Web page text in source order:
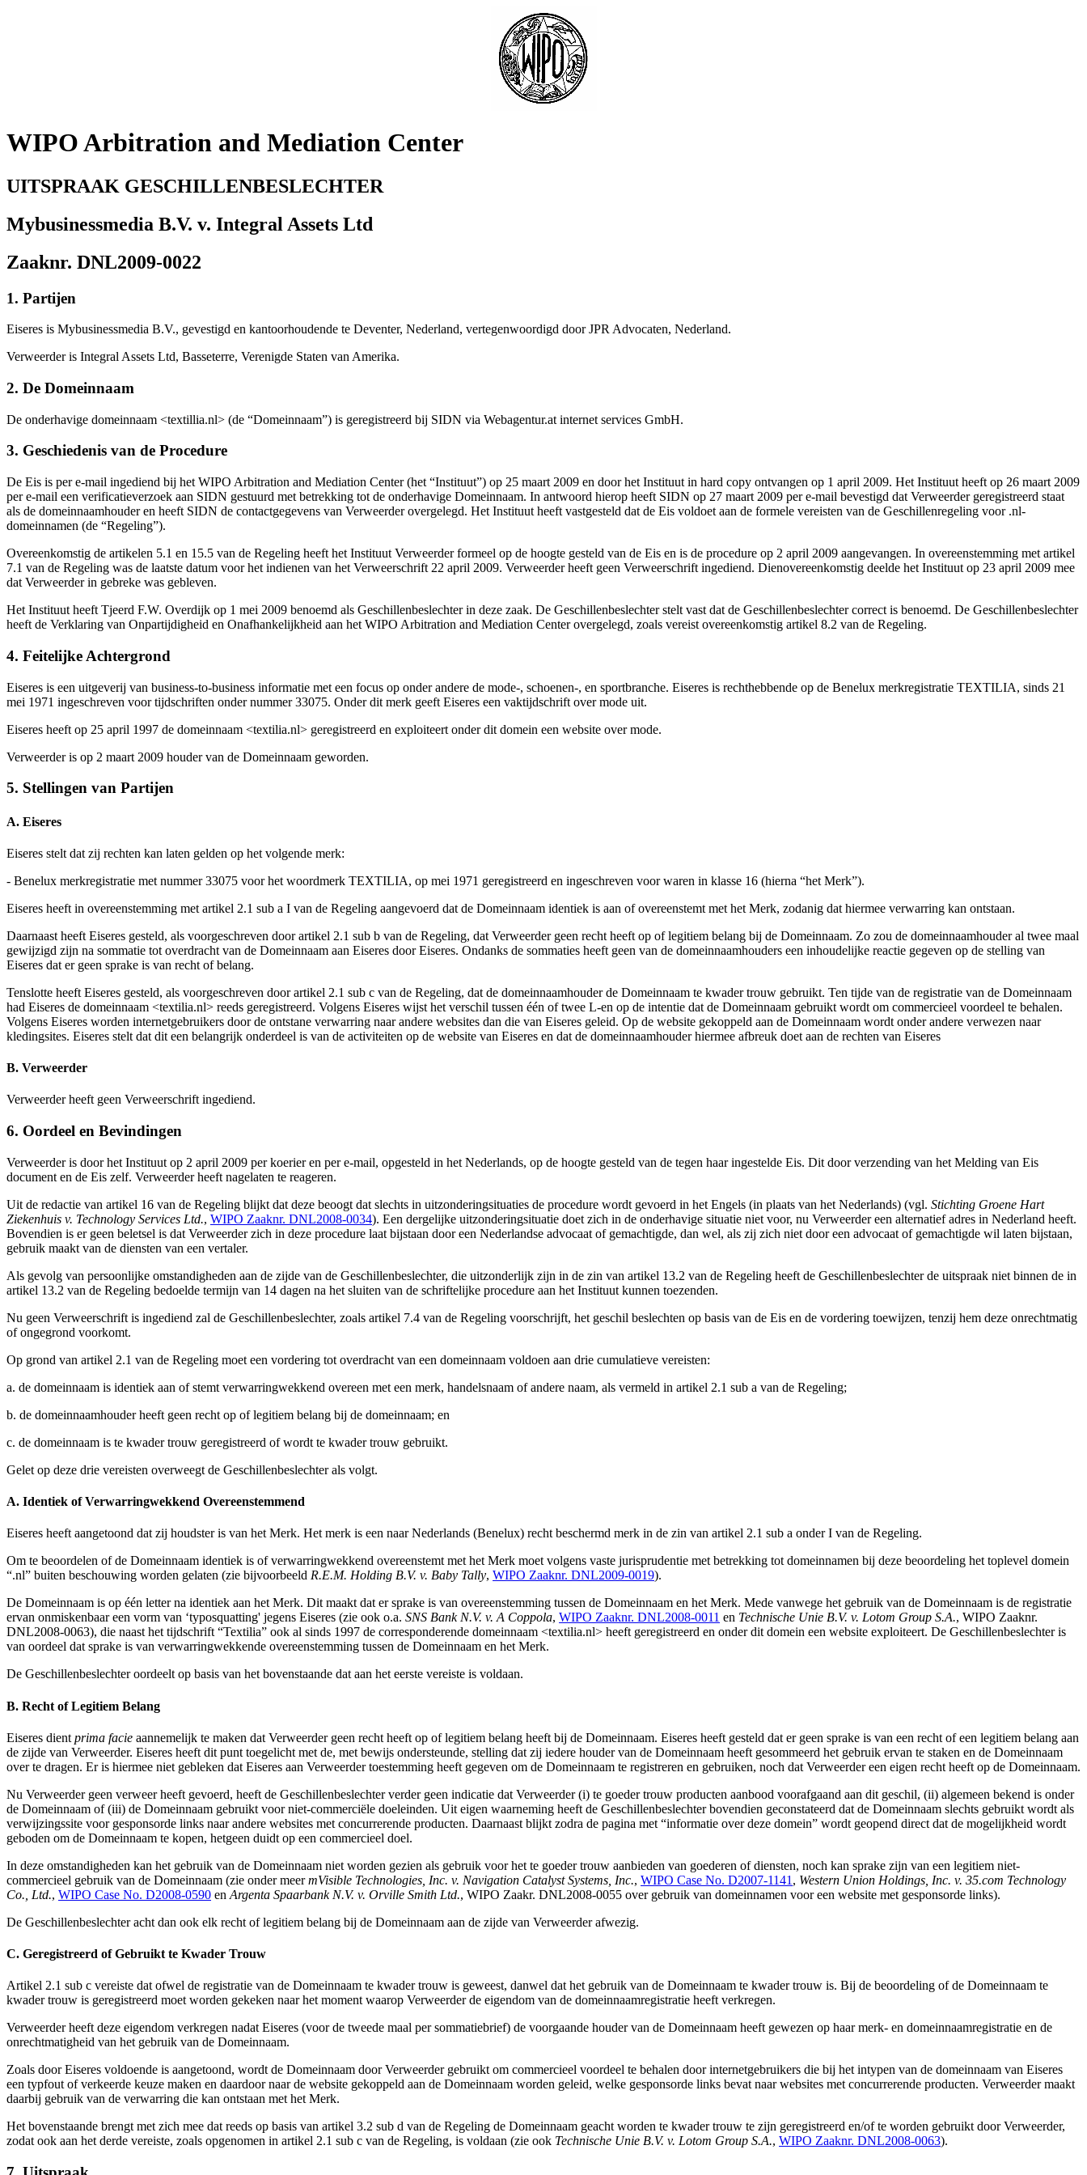
WIPO Arbitration and Mediation Center
UITSPRAAK GESCHILLENBESLECHTER
Mybusinessmedia B.V. v. Integral Assets Ltd
Zaaknr. DNL2009-0022
1. Partijen
Eiseres is Mybusinessmedia B.V., gevestigd en kantoorhoudende te Deventer, Nederland, vertegenwoordigd door JPR Advocaten, Nederland.
Verweerder is Integral Assets Ltd, Basseterre, Verenigde Staten van Amerika.
2. De Domeinnaam
De onderhavige domeinnaam <textillia.nl> (de “Domeinnaam”) is geregistreerd bij SIDN via Webagentur.at internet services GmbH.
3. Geschiedenis van de Procedure
De Eis is per e-mail ingediend bij het WIPO Arbitration and Mediation Center (het “Instituut”) op 25 maart 2009 en door het Instituut in hard copy ontvangen op 1 april 2009. Het Instituut heeft op 26 maart 2009
per e-mail een verificatieverzoek aan SIDN gestuurd met betrekking tot de onderhavige Domeinnaam. In antwoord hierop heeft SIDN op 27 maart 2009 per e-mail bevestigd dat Verweerder geregistreerd staat
als de domeinnaamhouder en heeft SIDN de contactgegevens van Verweerder overgelegd. Het Instituut heeft vastgesteld dat de Eis voldoet aan de formele vereisten van de Geschillenregeling voor .nl-
domeinnamen (de “Regeling”).
Overeenkomstig de artikelen 5.1 en 15.5 van de Regeling heeft het Instituut Verweerder formeel op de hoogte gesteld van de Eis en is de procedure op 2 april 2009 aangevangen. In overeenstemming met artikel
7.1 van de Regeling was de laatste datum voor het indienen van het Verweerschrift 22 april 2009. Verweerder heeft geen Verweerschrift ingediend. Dienovereenkomstig deelde het Instituut op 23 april 2009 mee
dat Verweerder in gebreke was gebleven.
Het Instituut heeft Tjeerd F.W. Overdijk op 1 mei 2009 benoemd als Geschillenbeslechter in deze zaak. De Geschillenbeslechter stelt vast dat de Geschillenbeslechter correct is benoemd. De Geschillenbeslechter
heeft de Verklaring van Onpartijdigheid en Onafhankelijkheid aan het WIPO Arbitration and Mediation Center overgelegd, zoals vereist overeenkomstig artikel 8.2 van de Regeling.
4. Feitelijke Achtergrond
Eiseres is een uitgeverij van business-to-business informatie met een focus op onder andere de mode-, schoenen-, en sportbranche. Eiseres is rechthebbende op de Benelux merkregistratie TEXTILIA, sinds 21
mei 1971 ingeschreven voor tijdschriften onder nummer 33075. Onder dit merk geeft Eiseres een vaktijdschrift over mode uit.
Eiseres heeft op 25 april 1997 de domeinnaam <textilia.nl> geregistreerd en exploiteert onder dit domein een website over mode.
Verweerder is op 2 maart 2009 houder van de Domeinnaam geworden.
5. Stellingen van Partijen
A. Eiseres
Eiseres stelt dat zij rechten kan laten gelden op het volgende merk:
- Benelux merkregistratie met nummer 33075 voor het woordmerk TEXTILIA, op mei 1971 geregistreerd en ingeschreven voor waren in klasse 16 (hierna “het Merk”).
Eiseres heeft in overeenstemming met artikel 2.1 sub a I van de Regeling aangevoerd dat de Domeinnaam identiek is aan of overeenstemt met het Merk, zodanig dat hiermee verwarring kan ontstaan.
Daarnaast heeft Eiseres gesteld, als voorgeschreven door artikel 2.1 sub b van de Regeling, dat Verweerder geen recht heeft op of legitiem belang bij de Domeinnaam. Zo zou de domeinnaamhouder al twee maal
gewijzigd zijn na sommatie tot overdracht van de Domeinnaam aan Eiseres door Eiseres. Ondanks de sommaties heeft geen van de domeinnaamhouders een inhoudelijke reactie gegeven op de stelling van
Eiseres dat er geen sprake is van recht of belang.
Tenslotte heeft Eiseres gesteld, als voorgeschreven door artikel 2.1 sub c van de Regeling, dat de domeinnaamhouder de Domeinnaam te kwader trouw gebruikt. Ten tijde van de registratie van de Domeinnaam
had Eiseres de domeinnaam <textilia.nl> reeds geregistreerd. Volgens Eiseres wijst het verschil tussen één of twee L-en op de intentie dat de Domeinnaam gebruikt wordt om commercieel voordeel te behalen.
Volgens Eiseres worden internetgebruikers door de ontstane verwarring naar andere websites dan die van Eiseres geleid. Op de website gekoppeld aan de Domeinnaam wordt onder andere verwezen naar
kledingsites. Eiseres stelt dat dit een belangrijk onderdeel is van de activiteiten op de website van Eiseres en dat de domeinnaamhouder hiermee afbreuk doet aan de rechten van Eiseres
B. Verweerder
Verweerder heeft geen Verweerschrift ingediend.
6. Oordeel en Bevindingen
Verweerder is door het Instituut op 2 april 2009 per koerier en per e-mail, opgesteld in het Nederlands, op de hoogte gesteld van de tegen haar ingestelde Eis. Dit door verzending van het Melding van Eis
document en de Eis zelf. Verweerder heeft nagelaten te reageren.
Uit de redactie van artikel 16 van de Regeling blijkt dat deze beoogt dat slechts in uitzonderingsituaties de procedure wordt gevoerd in het Engels (in plaats van het Nederlands) (vgl. Stichting Groene Hart
Ziekenhuis v. Technology Services Ltd., WIPO Zaaknr. DNL2008-0034). Een dergelijke uitzonderingsituatie doet zich in de onderhavige situatie niet voor, nu Verweerder een alternatief adres in Nederland heeft.
Bovendien is er geen beletsel is dat Verweerder zich in deze procedure laat bijstaan door een Nederlandse advocaat of gemachtigde, dan wel, als zij zich niet door een advocaat of gemachtigde wil laten bijstaan,
gebruik maakt van de diensten van een vertaler.
Als gevolg van persoonlijke omstandigheden aan de zijde van de Geschillenbeslechter, die uitzonderlijk zijn in de zin van artikel 13.2 van de Regeling heeft de Geschillenbeslechter de uitspraak niet binnen de in
artikel 13.2 van de Regeling bedoelde termijn van 14 dagen na het sluiten van de schriftelijke procedure aan het Instituut kunnen toezenden.
Nu geen Verweerschrift is ingediend zal de Geschillenbeslechter, zoals artikel 7.4 van de Regeling voorschrijft, het geschil beslechten op basis van de Eis en de vordering toewijzen, tenzij hem deze onrechtmatig
of ongegrond voorkomt.
Op grond van artikel 2.1 van de Regeling moet een vordering tot overdracht van een domeinnaam voldoen aan drie cumulatieve vereisten:
a. de domeinnaam is identiek aan of stemt verwarringwekkend overeen met een merk, handelsnaam of andere naam, als vermeld in artikel 2.1 sub a van de Regeling;
b. de domeinnaamhouder heeft geen recht op of legitiem belang bij de domeinnaam; en
c. de domeinnaam is te kwader trouw geregistreerd of wordt te kwader trouw gebruikt.
Gelet op deze drie vereisten overweegt de Geschillenbeslechter als volgt.
A. Identiek of Verwarringwekkend Overeenstemmend
Eiseres heeft aangetoond dat zij houdster is van het Merk. Het merk is een naar Nederlands (Benelux) recht beschermd merk in de zin van artikel 2.1 sub a onder I van de Regeling.
Om te beoordelen of de Domeinnaam identiek is of verwarringwekkend overeenstemt met het Merk moet volgens vaste jurisprudentie met betrekking tot domeinnamen bij deze beoordeling het toplevel domein
“.nl” buiten beschouwing worden gelaten (zie bijvoorbeeld R.E.M. Holding B.V. v. Baby Tally, WIPO Zaaknr. DNL2009-0019).
De Domeinnaam is op één letter na identiek aan het Merk. Dit maakt dat er sprake is van overeenstemming tussen de Domeinnaam en het Merk. Mede vanwege het gebruik van de Domeinnaam is de registratie
ervan onmiskenbaar een vorm van ‘typosquatting' jegens Eiseres (zie ook o.a. SNS Bank N.V. v. A Coppola, WIPO Zaaknr. DNL2008-0011 en Technische Unie B.V. v. Lotom Group S.A., WIPO Zaaknr.
DNL2008-0063), die naast het tijdschrift “Textilia” ook al sinds 1997 de corresponderende domeinnaam <textilia.nl> heeft geregistreerd en onder dit domein een website exploiteert. De Geschillenbeslechter is
van oordeel dat sprake is van verwarringwekkende overeenstemming tussen de Domeinnaam en het Merk.
De Geschillenbeslechter oordeelt op basis van het bovenstaande dat aan het eerste vereiste is voldaan.
B. Recht of Legitiem Belang
Eiseres dient prima facie aannemelijk te maken dat Verweerder geen recht heeft op of legitiem belang heeft bij de Domeinnaam. Eiseres heeft gesteld dat er geen sprake is van een recht of een legitiem belang aan
de zijde van Verweerder. Eiseres heeft dit punt toegelicht met de, met bewijs ondersteunde, stelling dat zij iedere houder van de Domeinnaam heeft gesommeerd het gebruik ervan te staken en de Domeinnaam
over te dragen. Er is hiermee niet gebleken dat Eiseres aan Verweerder toestemming heeft gegeven om de Domeinnaam te registreren en gebruiken, noch dat Verweerder een eigen recht heeft op de Domeinnaam.
Nu Verweerder geen verweer heeft gevoerd, heeft de Geschillenbeslechter verder geen indicatie dat Verweerder (i) te goeder trouw producten aanbood voorafgaand aan dit geschil, (ii) algemeen bekend is onder
de Domeinnaam of (iii) de Domeinnaam gebruikt voor niet-commerciële doeleinden. Uit eigen waarneming heeft de Geschillenbeslechter bovendien geconstateerd dat de Domeinnaam slechts gebruikt wordt als
verwijzingssite voor gesponsorde links naar andere websites met concurrerende producten. Daarnaast blijkt zodra de pagina met “informatie over deze domein” wordt geopend direct dat de mogelijkheid wordt
geboden om de Domeinnaam te kopen, hetgeen duidt op een commercieel doel.
In deze omstandigheden kan het gebruik van de Domeinnaam niet worden gezien als gebruik voor het te goeder trouw aanbieden van goederen of diensten, noch kan sprake zijn van een legitiem niet-
commercieel gebruik van de Domeinnaam (zie onder meermVisible Technologies, Inc. v. Navigation Catalyst Systems, Inc., WIPO Case No. D2007-1141 , Western Union Holdings, Inc. v. 35.com Technology
Co., Ltd., WIPO Case No. D2008-0590 en Argenta Spaarbank N.V. v. Orville Smith Ltd., WIPO Zaakr. DNL2008-0055 over gebruik van domeinnamen voor een website met gesponsorde links).
De Geschillenbeslechter acht dan ook elk recht of legitiem belang bij de Domeinnaam aan de zijde van Verweerder afwezig.
C. Geregistreerd of Gebruikt te Kwader Trouw
Artikel 2.1 sub c vereiste dat ofwel de registratie van de Domeinnaam te kwader trouw is geweest, danwel dat het gebruik van de Domeinnaam te kwader trouw is. Bij de beoordeling of de Domeinnaam te
kwader trouw is geregistreerd moet worden gekeken naar het moment waarop Verweerder de eigendom van de domeinnaamregistratie heeft verkregen.
Verweerder heeft deze eigendom verkregen nadat Eiseres (voor de tweede maal per sommatiebrief) de voorgaande houder van de Domeinnaam heeft gewezen op haar merk- en domeinnaamregistratie en de
onrechtmatigheid van het gebruik van de Domeinnaam.
Zoals door Eiseres voldoende is aangetoond, wordt de Domeinnaam door Verweerder gebruikt om commercieel voordeel te behalen door internetgebruikers die bij het intypen van de domeinnaam van Eiseres
een typfout of verkeerde keuze maken en daardoor naar de website gekoppeld aan de Domeinnaam worden geleid, welke gesponsorde links bevat naar websites met concurrerende producten. Verweerder maakt
daarbij gebruik van de verwarring die kan ontstaan met het Merk.
Het bovenstaande brengt met zich mee dat reeds op basis van artikel 3.2 sub d van de Regeling de Domeinnaam geacht worden te kwader trouw te zijn geregistreerd en/of te worden gebruikt door Verweerder,
zodat ook aan het derde vereiste, zoals opgenomen in artikel 2.1 sub c van de Regeling, is voldaan (zie ook Technische Unie B.V. v. Lotom Group S.A., WIPO Zaaknr. DNL2008-0063).